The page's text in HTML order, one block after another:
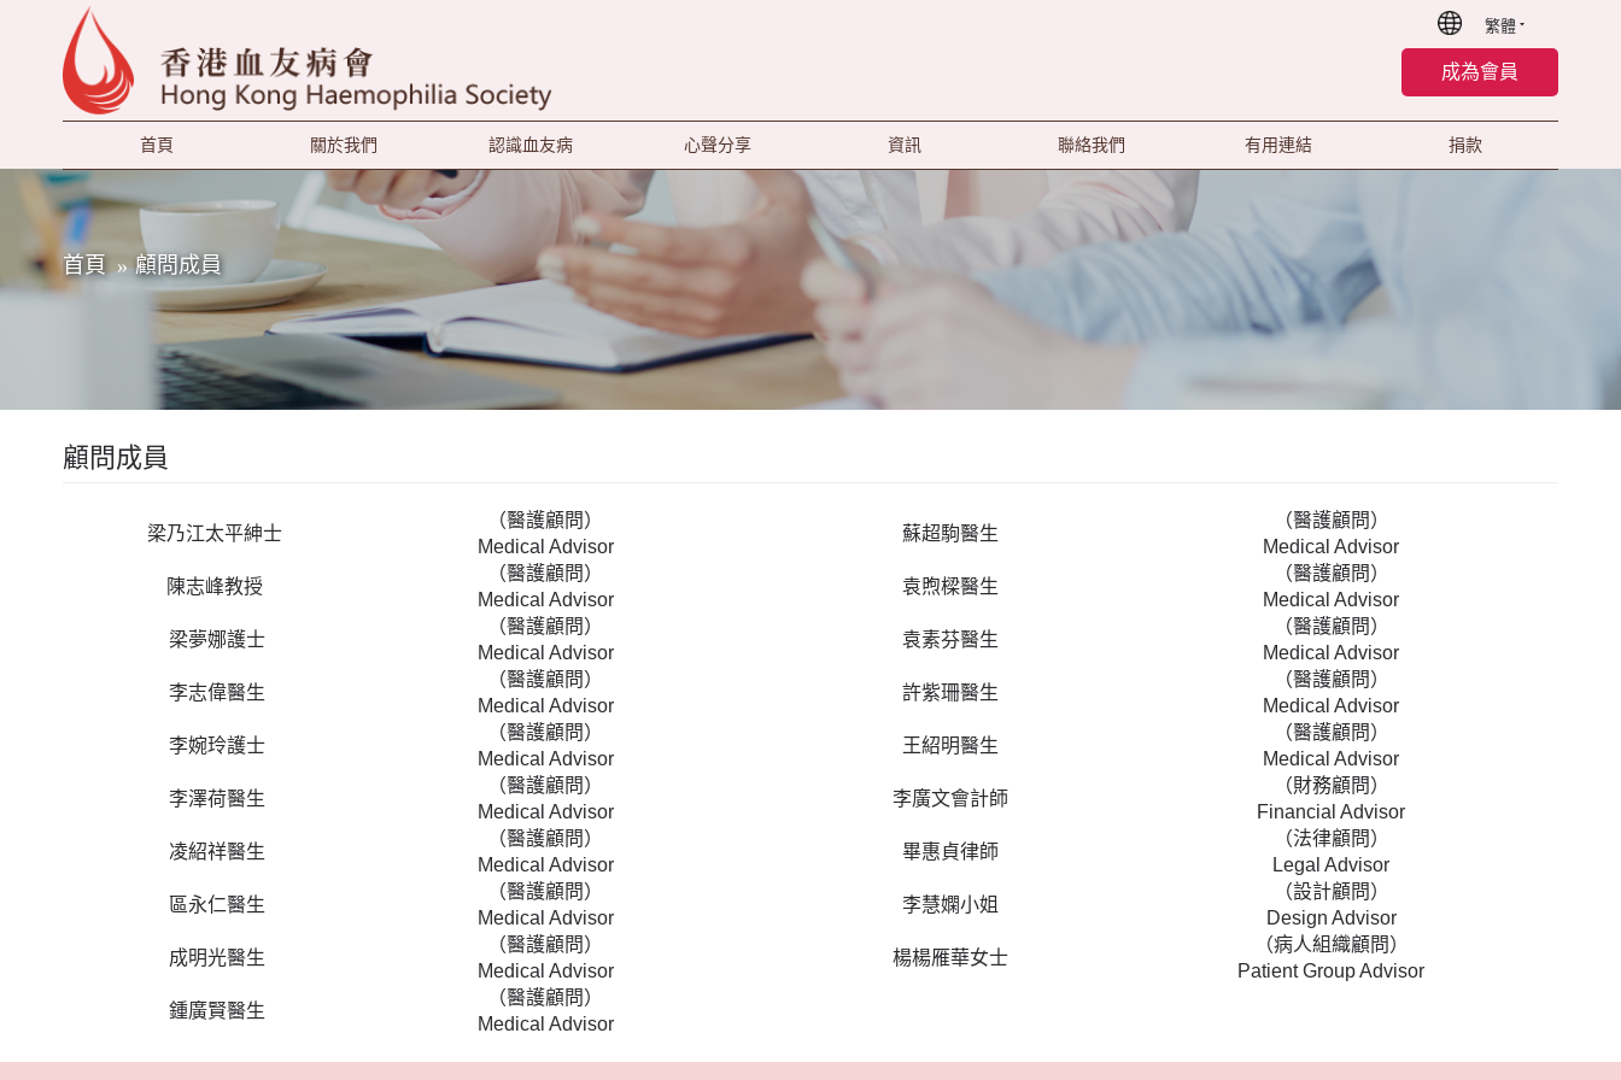
繁體
成為會員
首頁 關於我們 認識血友病 心聲分享 資訊 聯絡我們 有用連結 捐款
首頁 顧問成員
顧問成員
梁乃江太平紳士
（醫護顧問）
Medical Advisor
蘇超駒醫生
（醫護顧問）
Medical Advisor
陳志峰教授
（醫護顧問）
Medical Advisor
袁煦樑醫生
（醫護顧問）
Medical Advisor
梁夢娜護士
（醫護顧問）
Medical Advisor
袁素芬醫生
（醫護顧問）
Medical Advisor
李志偉醫生
（醫護顧問）
Medical Advisor
許紫珊醫生
（醫護顧問）
Medical Advisor
李婉玲護士
（醫護顧問）
Medical Advisor
王紹明醫生
（醫護顧問）
Medical Advisor
李澤荷醫生
（醫護顧問）
Medical Advisor
李廣文會計師
（財務顧問）
Financial Advisor
凌紹祥醫生
（醫護顧問）
Medical Advisor
畢惠貞律師
（法律顧問）
Legal Advisor
區永仁醫生
（醫護顧問）
Medical Advisor
李慧嫻小姐
（設計顧問）
Design Advisor
成明光醫生
（醫護顧問）
Medical Advisor
楊楊雁華女士
（病人組織顧問）
Patient Group Advisor
鍾廣賢醫生
（醫護顧問）
Medical Advisor